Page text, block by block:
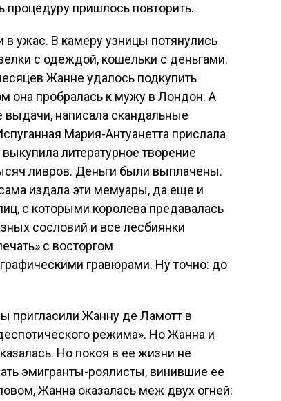
процедуру пришлось повторить.
ужас. В камеру узницы потянулись
с одеждой, кошельки с деньгами.
Жанне удалось подкупить
она пробралась к мужу в Лондон. А
выдачи, написала скандальные
Мария-Антуанетта прислала
литературное творение
ливров. Деньги были выплачены.
издала эти мемуары, да еще и
с которыми королева предавалась
сословий и все лесбиянки
с восторгом
гравюрами. Ну точно: до
пригласили Жанну де Ламотт в
режима». Но Жанна и
Но покоя в ее жизни не
эмигранты-роялисты, винившие ее
Жанна оказалась меж двух огней: